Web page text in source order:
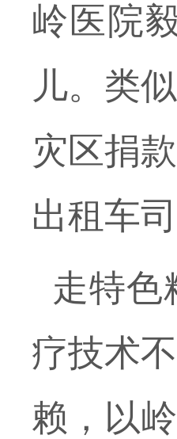
岭医院
儿。类
灾区捐
出租车
走特色
疗技术
赖，以